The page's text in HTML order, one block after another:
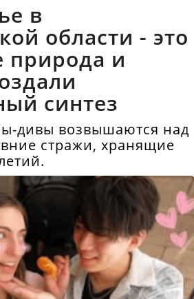
в
области - это
природа и
синтез
дивы возвышаются над
стражи, хранящие